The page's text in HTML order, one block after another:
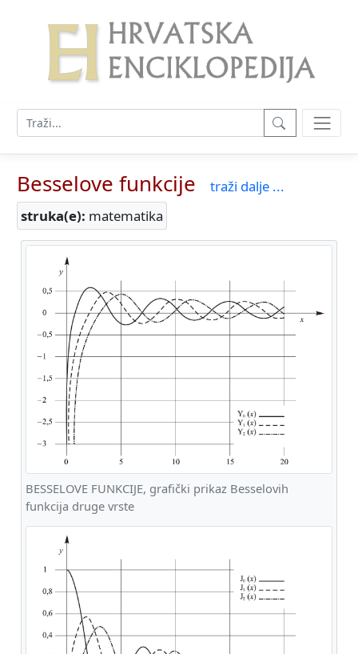
Besselove funkcije
traži dalje ...
struka(e): matematika
BESSELOVE FUNKCIJE, grafički prikaz Besselovih
funkcija druge vrste